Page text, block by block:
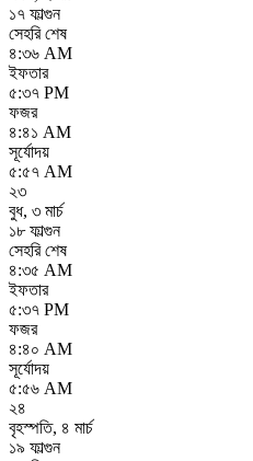
১৭ ফাল্গুন
সেহরি শেষ
৪:৩৬ AM
ইফতার
৫:৩৭ PM
ফজর
৪:৪১ AM
সূর্যোদয়
৫:৫৭ AM
২৩
বুধ, ৩ মার্চ
১৮ ফাল্গুন
সেহরি শেষ
৪:৩৫ AM
ইফতার
৫:৩৭ PM
ফজর
৪:৪০ AM
সূর্যোদয়
৫:৫৬ AM
২৪
বৃহস্পতি, ৪ মার্চ
১৯ ফাল্গুন